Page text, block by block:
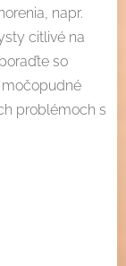
napr.
citlivé na
so
močopudné
problémoch s